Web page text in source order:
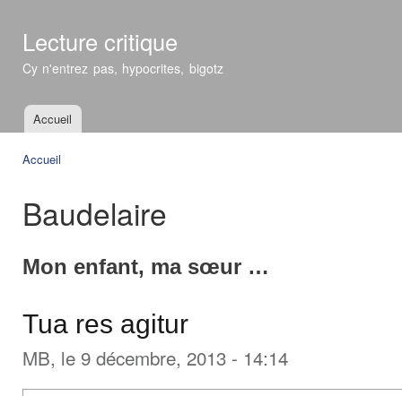
Lecture critique
Cy n'entrez pas, hypocrites, bigotz
Menu principal
Accueil
Accueil
Baudelaire
Mon enfant, ma sœur …
Tua res agitur
MB, le 9 décembre, 2013 - 14:14